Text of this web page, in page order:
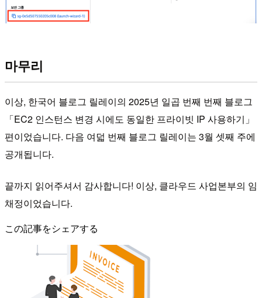
마무리
이상, 한국어 블로그 릴레이의 2025년 일곱 번째 번째 블로그
「EC2 인스턴스 변경 시에도 동일한 프라이빗 IP 사용하기」
편이었습니다. 다음 여덟 번째 블로그 릴레이는 3월 셋째 주에
공개됩니다.
끝까지 읽어주셔서 감사합니다! 이상, 클라우드 사업본부의 임
채정이었습니다.
この記事をシェアする